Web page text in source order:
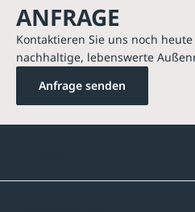
ANFRAGE
Kontaktieren Sie uns noch
nachhaltige, lebenswerte
Anfrage senden